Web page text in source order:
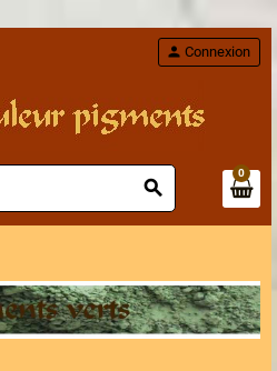
search
person Connexion
0